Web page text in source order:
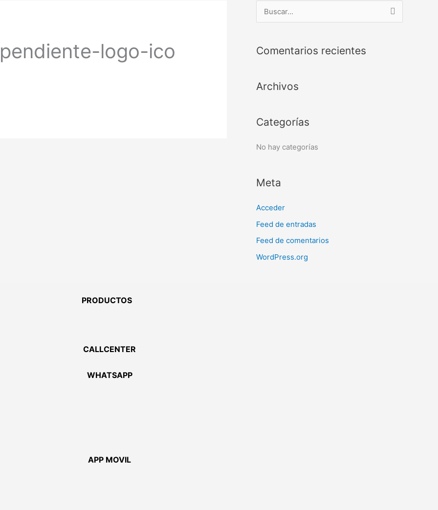
logo-ico
c
r
o
:
Comentarios recientes
Archivos
Categorías
No hay categorías
Meta
Acceder
Feed de entradas
Feed de comentarios
WordPress.org
PRODUCTOS
CALLCENTER
WHATSAPP
APP MOVIL